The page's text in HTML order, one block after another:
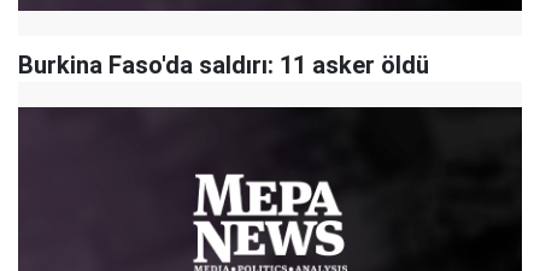
Burkina Faso'da saldırı: 11 asker öldü